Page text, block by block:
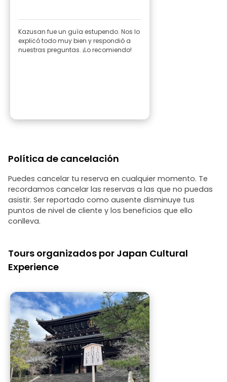
Kazusan fue un guía estupendo. Nos lo
explicó todo muy bien y respondió a
nuestras preguntas. ¡Lo recomiendo!
Política de cancelación
Puedes cancelar tu reserva en cualquier momento. Te
recordamos cancelar las reservas a las que no puedas
asistir. Ser reportado como ausente disminuye tus
puntos de nivel de cliente y los beneficios que ello
conlleva.
Tours organizados por Japan Cultural
Experience